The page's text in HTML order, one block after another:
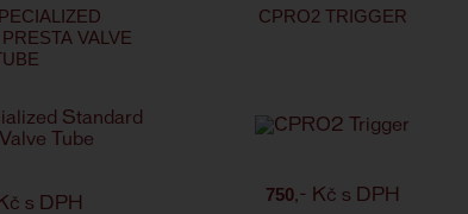
VALVE
s DPH
CPRO2 TRIGGER
750,- Kč s DPH